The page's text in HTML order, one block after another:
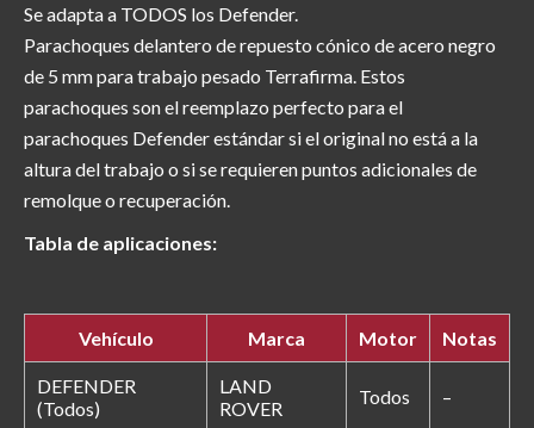
Se adapta a TODOS los Defender.
Parachoques delantero de repuesto cónico de acero negro
de 5 mm para trabajo pesado Terrafirma. Estos
parachoques son el reemplazo perfecto para el
parachoques Defender estándar si el original no está a la
altura del trabajo o si se requieren puntos adicionales de
remolque o recuperación.
Tabla de aplicaciones:
Vehículo Marca Motor Notas
DEFENDER
(Todos)
LAND
ROVER
Todos –